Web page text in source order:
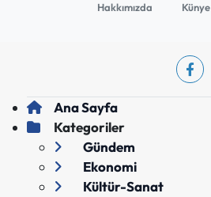
Hakkımızda Künye
Ana Sayfa
Kategoriler
Gündem
Ekonomi
Kültür-Sanat